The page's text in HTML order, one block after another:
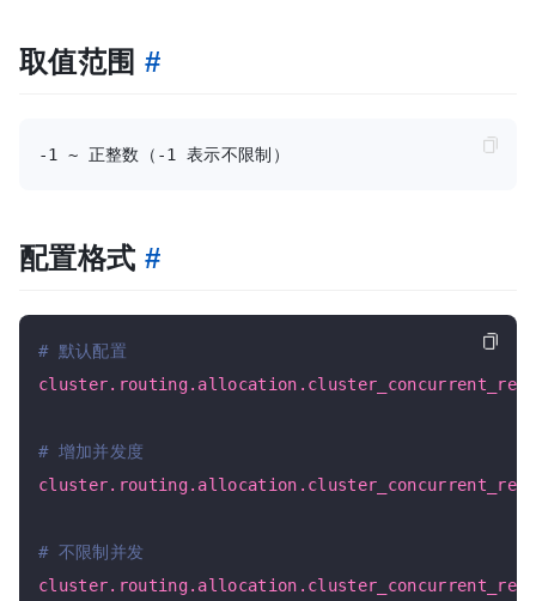
取值范围 #
配置格式 #
# 默认配置
# 增加并发度
# 不限制并发